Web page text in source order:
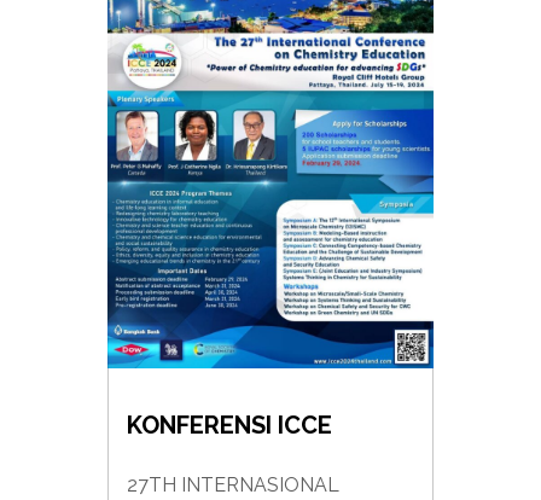
KONFERENSI ICCE
27TH INTERNASIONAL